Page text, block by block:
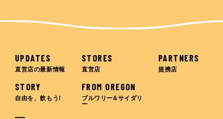
UPDATES
直営店の最新情報
STORES
直営店
PARTNERS
提携店
STORY
自由を、飲もう!
FROM OREGON
ブルワリー&サイダリ
ー